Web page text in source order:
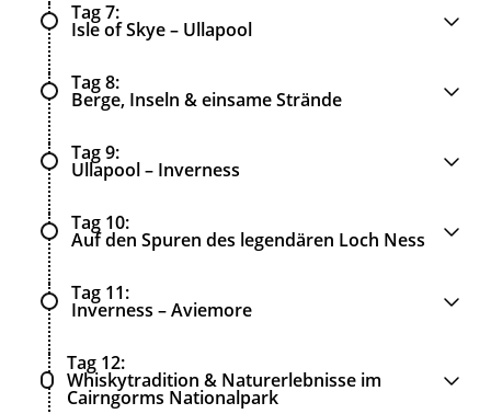
Tag 7
Isle of Skye – Ullapool
Tag 8
Berge, Inseln & einsame Strände
Tag 9
Ullapool – Inverness
Tag 10
Auf den Spuren des legendären Loch Ness
Tag 11
Inverness – Aviemore
Tag 12
Whiskytradition & Naturerlebnisse im
Cairngorms Nationalpark